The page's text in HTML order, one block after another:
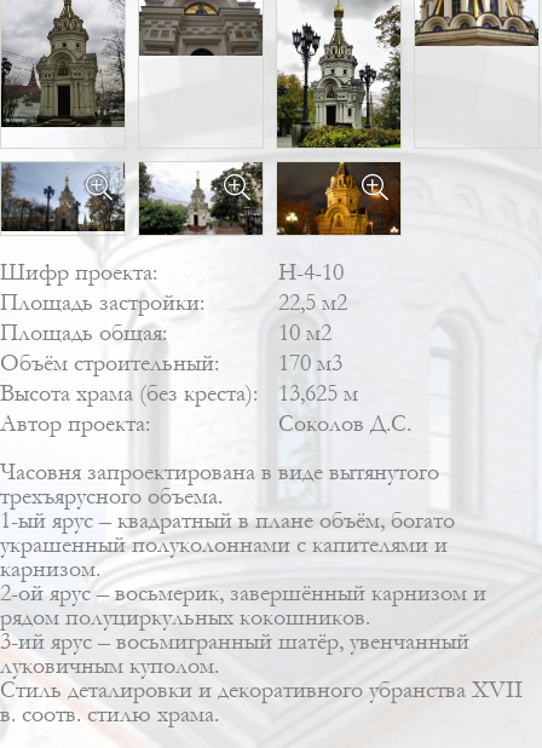
Шифр проекта:
Н-4-10
Площадь застройки:
22,5 м2
Площадь общая:
10 м2
Объём строительный:
170 м3
Высота храма (без креста):
13,625 м
Автор проекта:
Соколов Д.С.
Часовня запроектирована в виде вытянутого
трехъярусного объема.
1-ый ярус – квадратный в плане объём, богато
украшенный полуколоннами с капителями и
карнизом.
2-ой ярус – восьмерик, завершённый карнизом и
рядом полуциркульных кокошников.
3-ий ярус – восьмигранный шатёр, увенчанный
луковичным куполом.
Стиль деталировки и декоративного убранства XVII
в. соотв. стилю храма.